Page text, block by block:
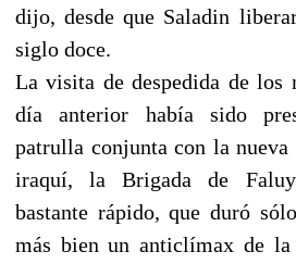
dijo, desde que Saladin
siglo doce.
La visita de despedida de los
día anterior había sido
patrulla conjunta con la nueva
iraquí, la Brigada de
bastante rápido, que duró
más bien un anticlímax de